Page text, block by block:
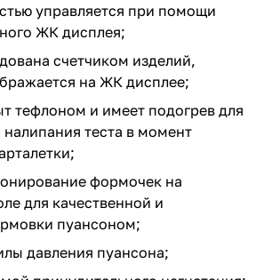
управляется при помощи
ЖК дисплея;
счетчиком изделий,
на ЖК дисплее;
тефлоном и имеет подогрев для
теста в момент
формочек на
для качественной и
пуансоном;
давления пуансона;